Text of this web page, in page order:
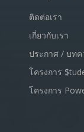
ติดต่อเรา
เกี่ยวกับเรา
ประกาศ / บทค
โครงการ
โครงการ